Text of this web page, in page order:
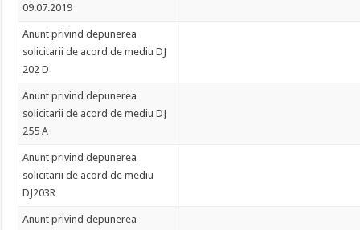
09.07.2019
Anunt privind depunerea
solicitarii de acord de mediu DJ
202 D
Anunt privind depunerea
solicitarii de acord de mediu DJ
255 A
Anunt privind depunerea
solicitarii de acord de mediu
DJ203R
Anunt privind depunerea